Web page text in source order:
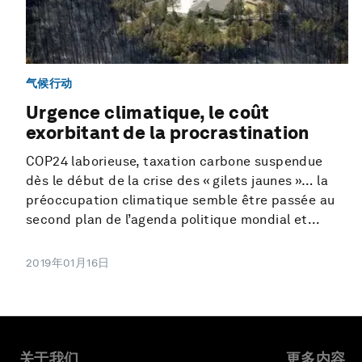
气候行动
Urgence climatique, le coût
exorbitant de la procrastination
COP24 laborieuse, taxation carbone suspendue
dès le début de la crise des « gilets jaunes »… la
préoccupation climatique semble être passée au
second plan de l’agenda politique mondial et...
2019年01月16日
关于我们 更多内容